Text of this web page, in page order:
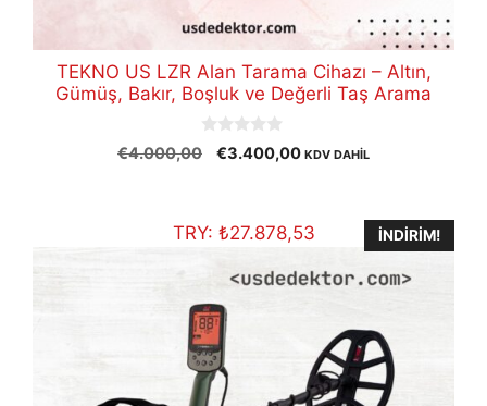
TEKNO US LZR Alan Tarama Cihazı – Altın,
Gümüş, Bakır, Boşluk ve Değerli Taş Arama
0
o
5
€4.000,00
Orijinal
€3.400,00Şu
€3.400,00.
KDV DAHİL
TRY: ₺27.878,53 İNDIRIM!